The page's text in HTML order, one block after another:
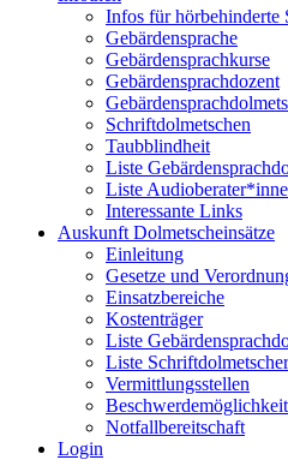
Infos für hörbehinderte
Gebärdensprache
Gebärdensprachkurse
Gebärdensprachdozent
Schriftdolmetschen
Taubblindheit
Liste
Liste
Interessante Links
Auskunft Dolmetscheinsätze
Einleitung
Gesetze und
Einsatzbereiche
Kostenträger
Liste
Liste
Vermittlungsstellen
Beschwerdemöglichkeit
Notfallbereitschaft
Login